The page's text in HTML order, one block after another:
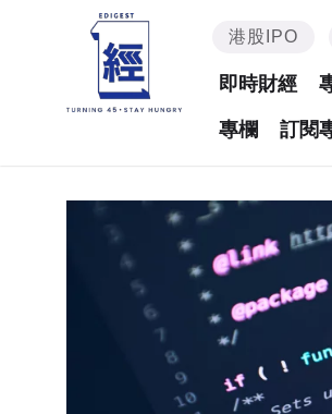
港股IPO
即時財經
專欄 訂閱